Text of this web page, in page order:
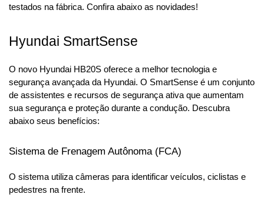
testados na fábrica. Confira abaixo as novidades!
Hyundai SmartSense
O novo Hyundai HB20S oferece a melhor tecnologia e
segurança avançada da Hyundai. O SmartSense é um conjunto
de assistentes e recursos de segurança ativa que aumentam
sua segurança e proteção durante a condução. Descubra
abaixo seus benefícios:
Sistema de Frenagem Autônoma (FCA)
O sistema utiliza câmeras para identificar veículos, ciclistas e
pedestres na frente.